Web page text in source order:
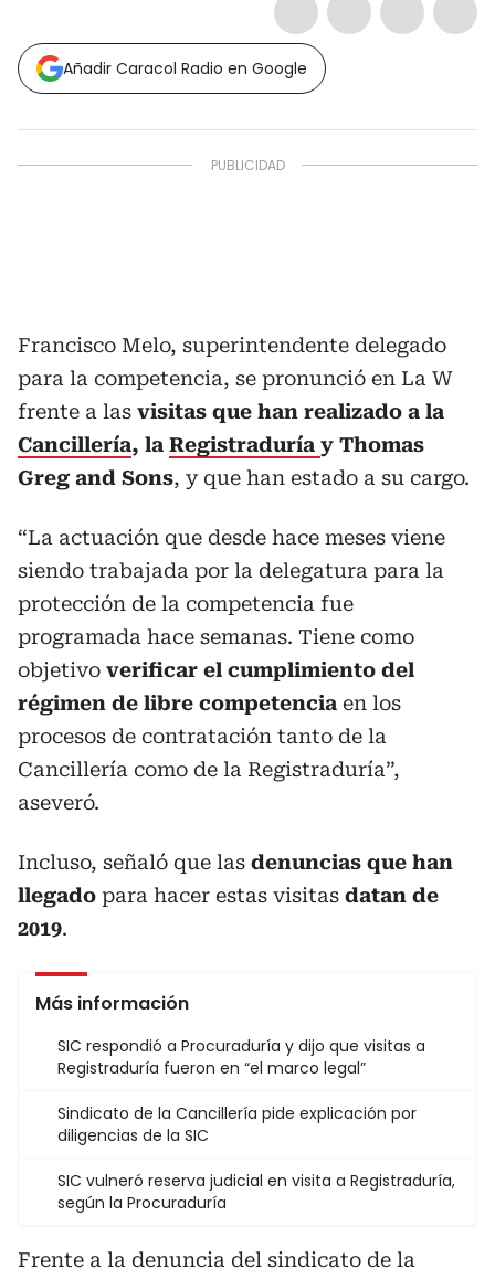
Añadir Caracol Radio en Google
Francisco Melo, superintendente delegado
para la competencia, se pronunció en La W
frente a las visitas que han realizado a la
Cancillería, la Registraduría y Thomas
Greg and Sons, y que han estado a su cargo.
“La actuación que desde hace meses viene
siendo trabajada por la delegatura para la
protección de la competencia fue
programada hace semanas. Tiene como
objetivo verificar el cumplimiento del
régimen de libre competencia en los
procesos de contratación tanto de la
Cancillería como de la Registraduría”,
aseveró.
Incluso, señaló que las denuncias que han
llegado para hacer estas visitas datan de
2019.
Más información
SIC respondió a Procuraduría y dijo que visitas a
Registraduría fueron en “el marco legal”
Sindicato de la Cancillería pide explicación por
diligencias de la SIC
SIC vulneró reserva judicial en visita a Registraduría,
según la Procuraduría
Frente a la denuncia del sindicato de la